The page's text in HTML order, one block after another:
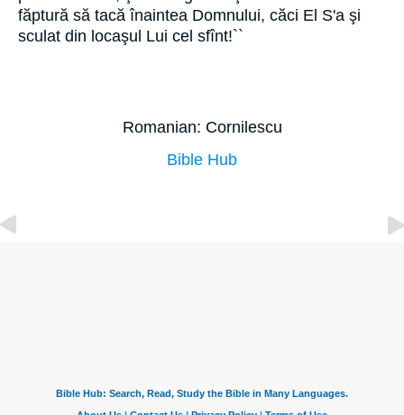
făptură să tacă înaintea Domnului, căci El S'a şi
sculat din locaşul Lui cel sfînt!``
Romanian: Cornilescu
Bible Hub